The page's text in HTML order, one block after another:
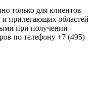
только для клиентов
прилегающих областей
при получении
по телефону +7 (495)